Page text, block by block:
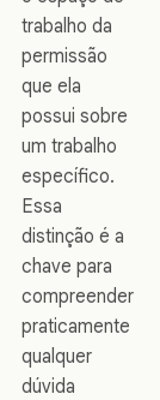
trabalho da
permissão
que ela
possui sobre
um trabalho
específico.
Essa
distinção é a
chave para
compreender
praticamente
qualquer
dúvida